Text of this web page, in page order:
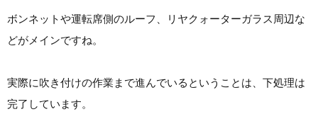
ボンネットや運転席側のルーフ、リヤクォーターガラス周辺な
どがメインですね。
実際に吹き付けの作業まで進んでいるということは、下処理は
完了しています。